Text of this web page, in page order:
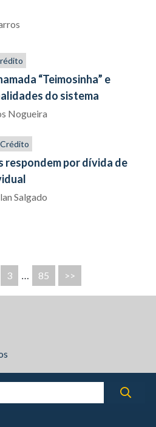
“Teimosinha” e
do sistema
Nogueira
respondem por dívida de
Salgado
3 … 85 >>